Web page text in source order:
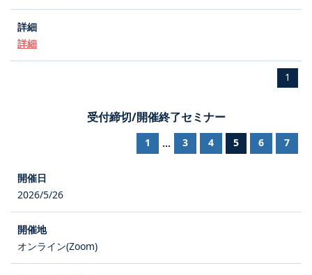
詳細
1
受付締切/開催終了セミナー
1 ... 3 4 5 6 7
2026/5/26
オンライン(Zoom)